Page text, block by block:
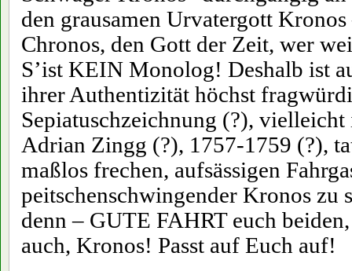
den grausamen Urvatergott
Chronos, den Gott der Zeit, wer
S’ist KEIN Monolog! Deshalb ist
ihrer Authentizität höchst
Sepiatuschzeichnung (?),
Adrian Zingg (?), 1757-1759 (?),
maßlos frechen, aufsässigen
peitschenschwingender Kronos zu
denn – GUTE FAHRT euch
auch, Kronos! Passt auf Euch auf!